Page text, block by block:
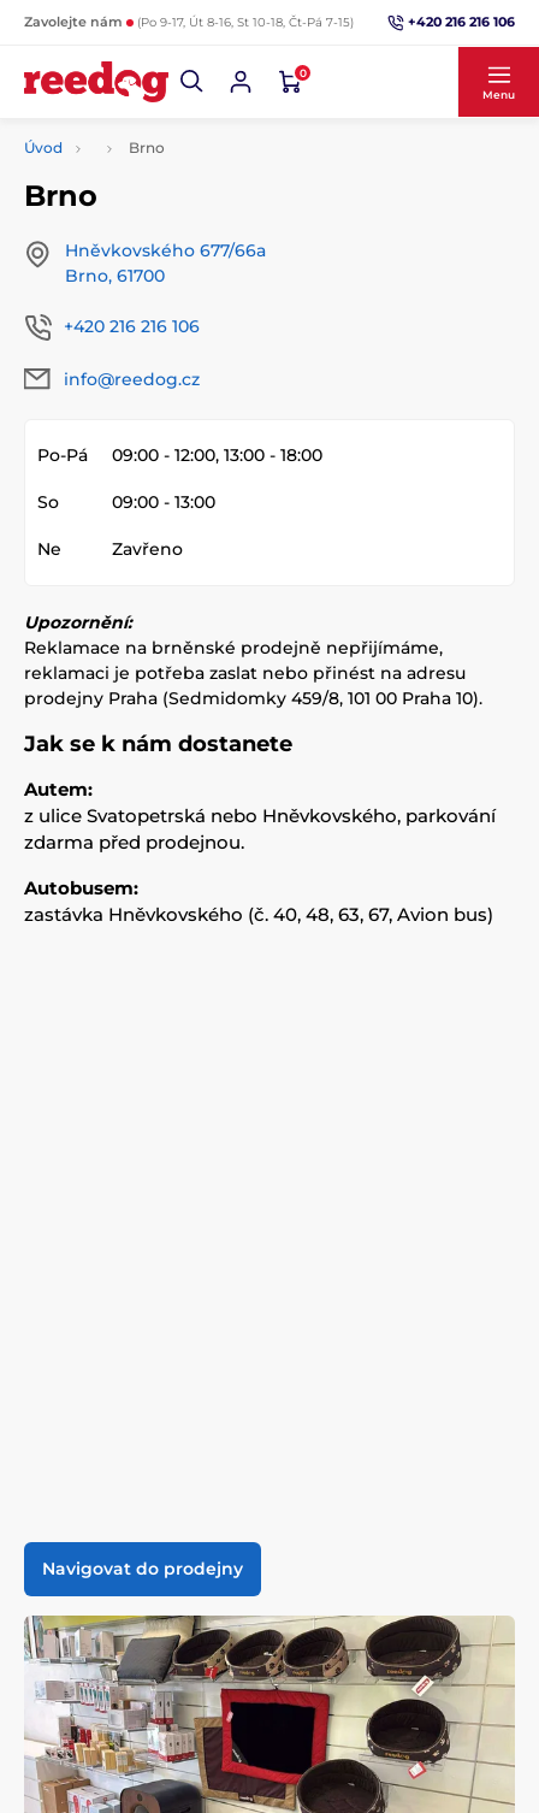
Zavolejte nám (Po 9-17, Út 8-16, St 10-18, Čt-Pá 7-15) +420 216 216 106
0
Menu
Úvod Brno
Brno
Hněvkovského 677/66a
Brno, 61700
+420 216 216 106
info@reedog.cz
Po-Pá 09:00 - 12:00, 13:00 - 18:00
So 09:00 - 13:00
Ne Zavřeno
Upozornění:
Reklamace na brněnské prodejně nepřijímáme,
reklamaci je potřeba zaslat nebo přinést na adresu
prodejny Praha (Sedmidomky 459/8, 101 00 Praha 10).
Jak se k nám dostanete
Autem:
z ulice Svatopetrská nebo Hněvkovského, parkování
zdarma před prodejnou.
Autobusem:
zastávka Hněvkovského (č. 40, 48, 63, 67, Avion bus)
Navigovat do prodejny